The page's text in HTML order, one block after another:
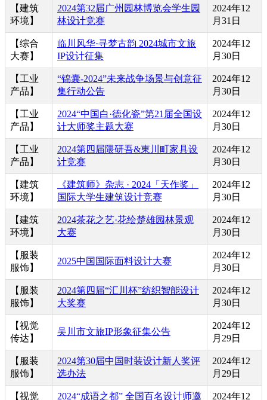
【建筑
环境】
2024第32届广州园林博览会学生园
林设计竞赛
2024年12
月31日
【综合
大赛】
临川风华·寻梦古韵 2024城市文旅
IP设计征集
2024年12
月30日
【工业
产品】
“锦囊-2024”未来战争场景与创意征
集行动公告
2024年12
月30日
【工业
产品】
2024“中国白·德化瓷”第21届全国设
计大师奖主题大赛
2024年12
月30日
【工业
产品】
2024第四届隈研吾&東川町家具设
计竞赛
2024年12
月30日
【建筑
环境】
《建筑师》杂志 · 2024「天作奖」
国际大学生建筑设计竞赛
2024年12
月30日
【建筑
环境】
2024茶花之艺·花绘楚雄园林景观
大赛
2024年12
月30日
【服装
服饰】
2025中国国际面料设计大赛
2024年12
月30日
【服装
服饰】
2024第四届“汇川杯”纺织智能设计
大奖赛
2024年12
月30日
【视觉
传达】
吴川市文旅IP形象征集公告
2024年12
月29日
【服装
服饰】
2024第30届中国时装设计新人奖评
选办法
2024年12
月29日
【视觉 2024“成语之都” 全国百名设计师邀 2024年12